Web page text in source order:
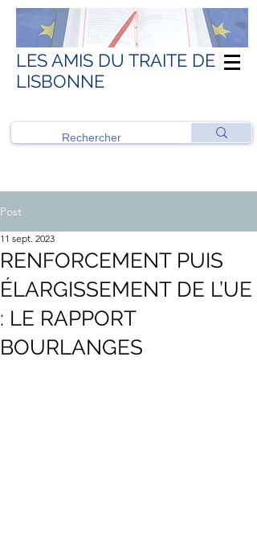
LES AMIS DU TRAITE DE
LISBONNE
Post
RENFORCEMENT PUIS
ÉLARGISSEMENT DE L’UE
: LE RAPPORT
BOURLANGES
11 sept. 2023